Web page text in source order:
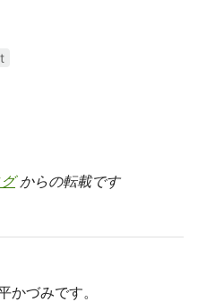
からの転載です
かづみです。